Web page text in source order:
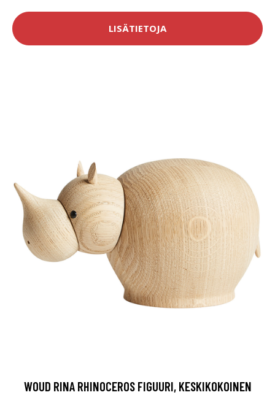
LISÄTIETOJA
WOUD RINA RHINOCEROS FIGUURI, KESKIKOKOINEN